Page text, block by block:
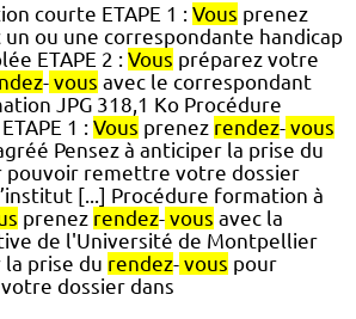
courte ETAPE 1 : Vous prenez
un ou une correspondante handicap
ETAPE 2 : Vous préparez votre
- vous avec le correspondant
JPG 318,1 Ko Procédure
1 : Vous prenez rendez- vous
Pensez à anticiper la prise du
pouvoir remettre votre dossier
[...] Procédure formation à
prenez rendez- vous avec la
de l'Université de Montpellier
la prise du rendez- vous pour
dossier dans